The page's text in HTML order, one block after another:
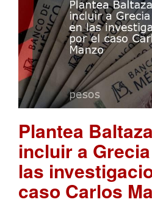
Plantea
incluir a
las
caso Carlos